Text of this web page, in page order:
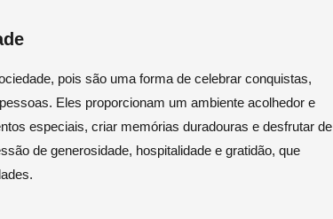
pois são uma forma de celebrar conquistas,
Eles proporcionam um ambiente acolhedor e
especiais, criar memórias duradouras e desfrutar de
de generosidade, hospitalidade e gratidão, que